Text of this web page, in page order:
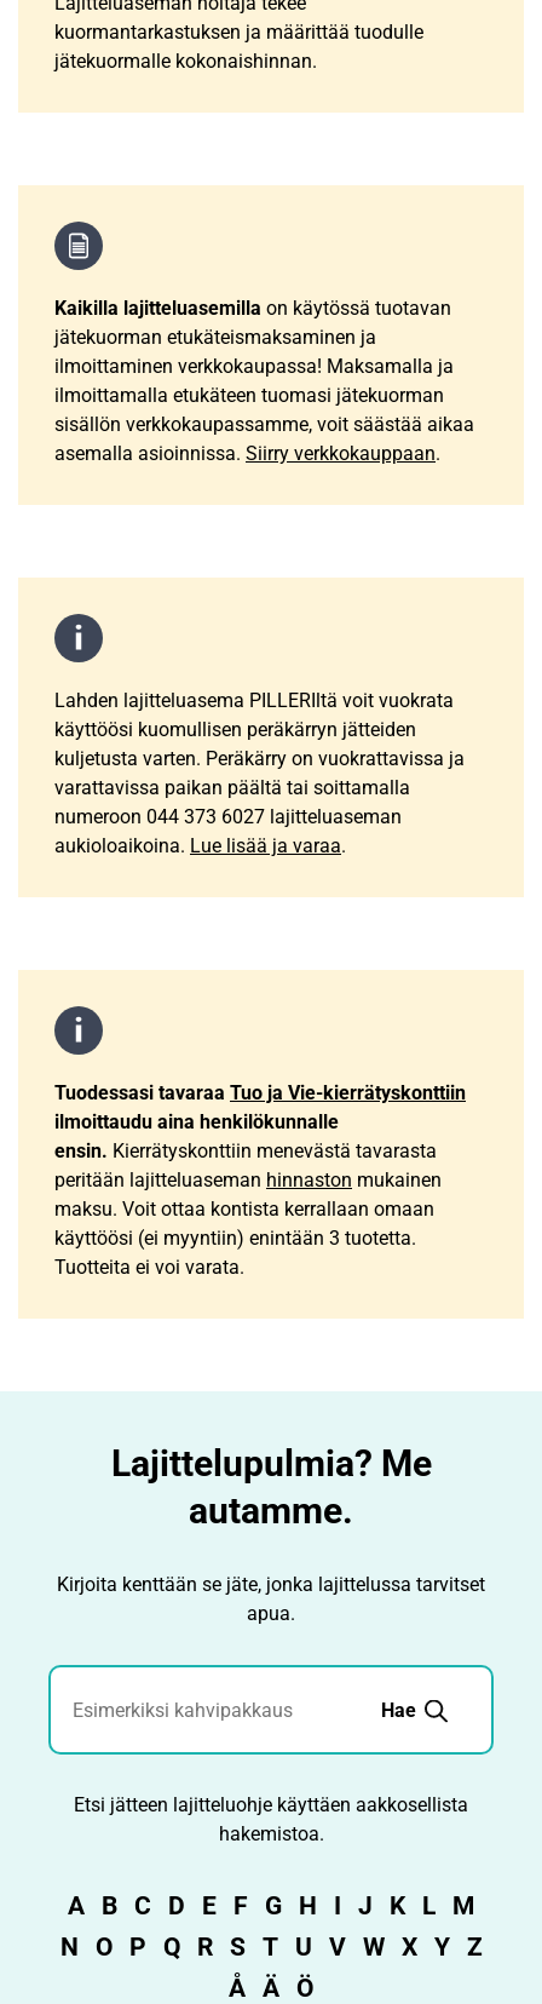
kuormantarkastuksen ja määrittää tuodulle
jätekuormalle kokonaishinnan.
Kaikilla lajitteluasemilla on käytössä tuotavan
jätekuorman etukäteismaksaminen ja
ilmoittaminen verkkokaupassa! Maksamalla ja
ilmoittamalla etukäteen tuomasi jätekuorman
sisällön verkkokaupassamme, voit säästää aikaa
asemalla asioinnissa. Siirry verkkokauppaan.
Lahden lajitteluasema PILLERIltä voit vuokrata
käyttöösi kuomullisen peräkärryn jätteiden
kuljetusta varten. Peräkärry on vuokrattavissa ja
varattavissa paikan päältä tai soittamalla
numeroon 044 373 6027 lajitteluaseman
aukioloaikoina. Lue lisää ja varaa.
Tuodessasi tavaraa Tuo ja Vie-kierrätyskonttiin
ilmoittaudu aina henkilökunnalle
ensin. Kierrätyskonttiin menevästä tavarasta
peritään lajitteluaseman hinnaston mukainen
maksu. Voit ottaa kontista kerrallaan omaan
käyttöösi (ei myyntiin) enintään 3 tuotetta.
Tuotteita ei voi varata.
Lajittelupulmia? Me
autamme.
Kirjoita kenttään se jäte, jonka lajittelussa tarvitset
apua.
Hae
Etsi jätteen lajitteluohje käyttäen aakkosellista
hakemistoa.
A B C D E F G H I J K L M
N O P Q R S T U V W X Y Z
Å Ä Ö